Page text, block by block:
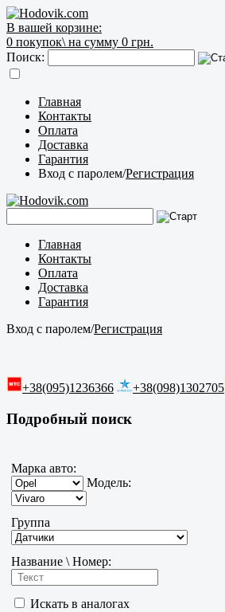
В вашей корзине:
0 покупок\ на сумму 0 грн.
Поиск:
Главная
Контакты
Оплата
Доставка
Гарантия
Вход с паролем/Регистрация
Главная
Контакты
Оплата
Доставка
Гарантия
Вход с паролем/Регистрация
+38(095)1236366 +38(098)1302705
Подробный поиск
Марка авто:
Модель:
Группа
Название \ Номер:
Искать в аналогах